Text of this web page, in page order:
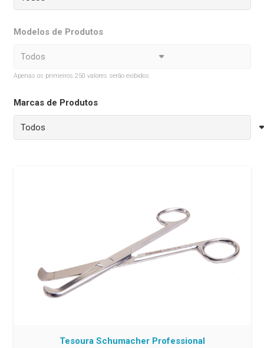
Modelos de Produtos
Apenas os primeiros 250 valores serão exibidos.
Marcas de Produtos
Tesoura Schumacher Professional